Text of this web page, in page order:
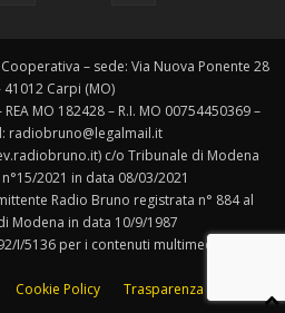
– sede: Via Nuova Ponente 28
41012 Carpi (MO)
MO 182428 – R.I. MO 00754450369 –
radiobruno@legalmail.it
c/o Tribunale di Modena
2021 in data 08/03/2021
Radio Bruno registrata n° 884 al
Modena in data 10/9/1987
I/5136 per i contenuti multimediali.
Cookie Policy Trasparenza